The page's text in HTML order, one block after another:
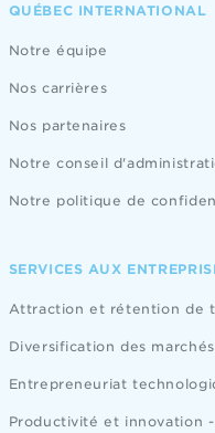
QUÉBEC INTERNATIONAL
Notre équipe
Nos carrières
Nos partenaires
Notre conseil
Notre politique de
SERVICES AUX
Attraction et rétention de
Diversification des marchés
Entrepreneuriat
Productivité et innovation -